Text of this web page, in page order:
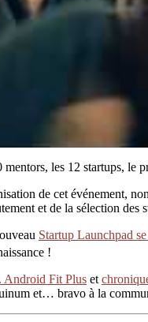
les 12 startups, le
de cet événement,
et de la sélection
Startup Launchpad
!
Android Fit Plus et
et… bravo à la